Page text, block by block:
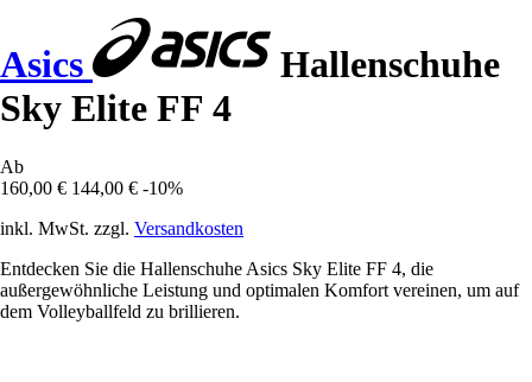
Asics
Hallenschuhe
Sky Elite FF 4
Ab
160,00 € 144,00 € -10%
inkl. MwSt. zzgl. Versandkosten
Entdecken Sie die Hallenschuhe Asics Sky Elite FF 4, die
außergewöhnliche Leistung und optimalen Komfort vereinen, um auf
dem Volleyballfeld zu brillieren.